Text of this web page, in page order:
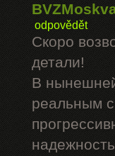
odpovědět
Скоро
детали!
В
реальным